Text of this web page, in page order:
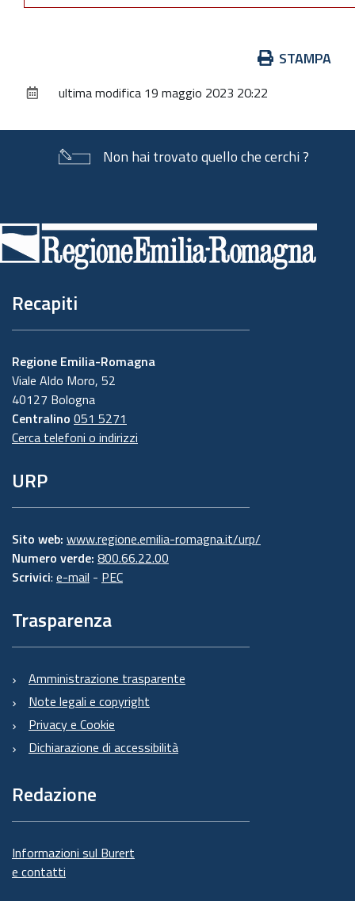
documento
STAMPA
ultima modifica 19 maggio 2023 20:22
Non hai trovato quello che cerchi ?
di
pagina
Recapiti
Regione Emilia-Romagna
Viale Aldo Moro, 52
40127 Bologna
Centralino 051 5271
Cerca telefoni o indirizzi
URP
Sito web: www.regione.emilia-romagna.it/urp/
Numero verde: 800.66.22.00
Scrivici: e-mail - PEC
Trasparenza
Amministrazione trasparente
Note legali e copyright
Privacy e Cookie
Dichiarazione di accessibilità
Redazione
Informazioni sul Burert
e contatti